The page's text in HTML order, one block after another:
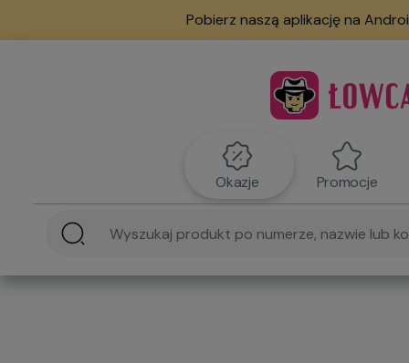
Pobierz naszą aplikację na
Okazje Promocje